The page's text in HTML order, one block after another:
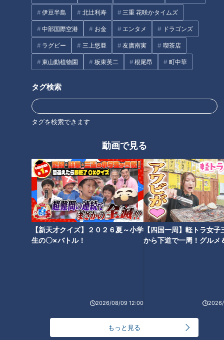
伊豆半島 北辻利寿 三重 花咲かタイムズ
中部国際空港 お金 エンタメ ドラゴンズ
ラグビー 三上悠亜 友廣南実 喫茶店
東山動植物園 板東英二 根尾昂 町中華
タグ検索
タグを検索できます
動画で見る
【新天才クイズ】２０２６夏～小学
生の〇×バトル！
2026/08/09 12:00
【四国一周】軽トラ女子
から下道で一周！グルメ
もっと見る
ドキュメンタリー WEB限定
ピエロと呼ばれた息子
オススメ関連コンテンツ
【次の動画】猛暑の夏も…長袖
長ズボンで過ごします！1歳の頃
の映像も。皮膚の難病『道化師
様魚鱗癬』定期配信型ドキュメ
ンタリー第１６話
【前の動画】保湿は続けなけれ
ばなりません 幼稚園に持参す
る５つの容器の中身は…道化師
様魚鱗癬定期配信型ドキュメン
タリー 第１４話